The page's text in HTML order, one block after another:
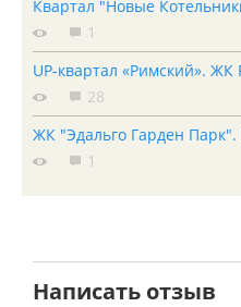
Квартал "Новые
1
UP-квартал «Римский».
28
ЖК "Эдальго Гарден
1
Написать отзыв